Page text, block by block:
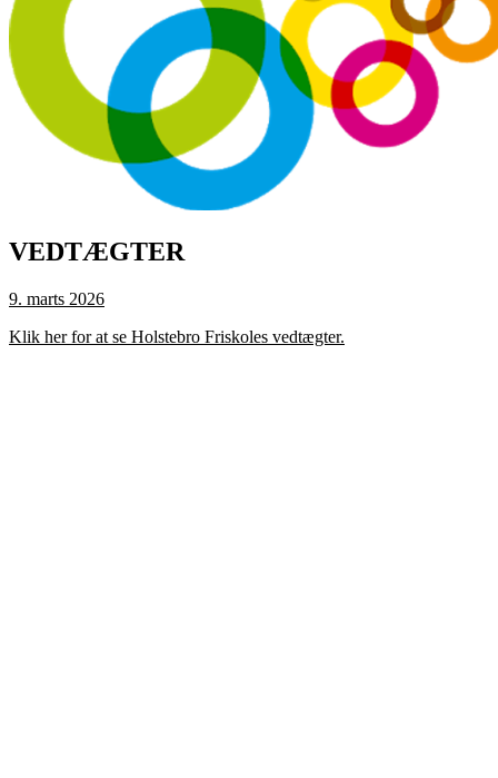
VEDTÆGTER
9. marts 2026
Klik her for at se Holstebro Friskoles vedtægter.